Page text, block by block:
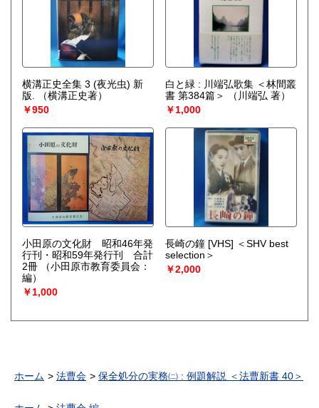
横溝正史全集 3 (夜光虫) 新
版.
（横溝正史著）
￥950
白と緑 : 川端弘歌集 ＜林間叢
書 第384篇＞
（川端弘 著）
￥1,000
小田原の文化財 昭和46年発
行刊・昭和59年発行刊 合計
2冊
（小田原市教育委員会：
編）
￥1,000
長崎の鐘 [VHS] ＜SHV best
selection＞
￥2,000
ホーム 法曹会 保全処分の実務㈡ : 例題解説 ＜法曹新書 40＞